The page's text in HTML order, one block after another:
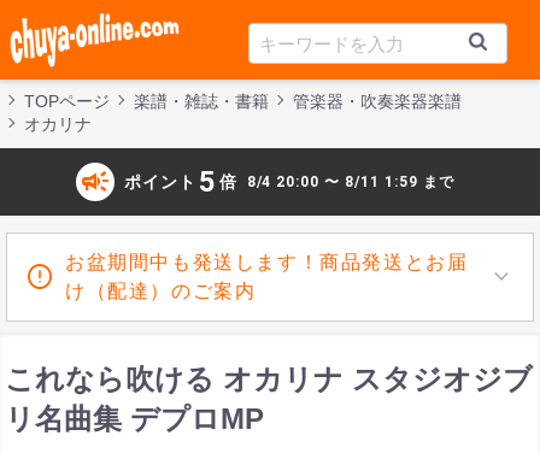
TOPページ 楽譜・雑誌・書籍
管楽器・吹奏楽器楽譜
オカリナ
campaign ポイント 5 倍 8/4 20:00 〜 8/11 1:59 まで
お盆期間中も発送します！商品発送とお届
け（配達）のご案内
これなら吹ける オカリナ スタジオジブ
リ名曲集 デプロMP